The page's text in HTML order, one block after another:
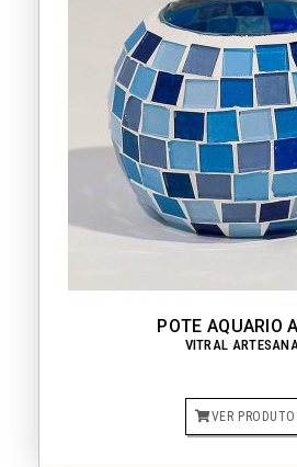
POTE AQUARIO
VITRAL
VER PRODUTO